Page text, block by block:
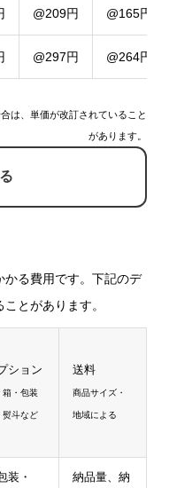
@209円 @165円
@297円 @264円
は、単価が改訂されていること
があります。
る費用です。下記のデ
とがあります。
ション
箱・包装
熨斗など
送料
商品サイズ・
地域による
装・ 納品量、納